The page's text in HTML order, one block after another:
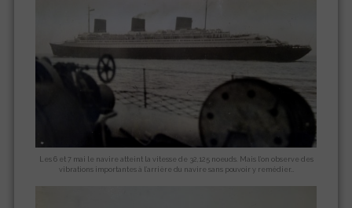
Les 6 et 7 mai le navire atteint la vitesse de 32,125 noeuds. Mais l’on observe des
vibrations importantes à l’arrière du navire sans pouvoir y remédier…